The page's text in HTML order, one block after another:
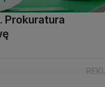
Prokuratura